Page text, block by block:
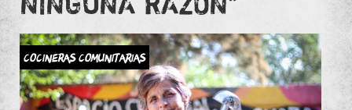
Cocineras Comunitarias